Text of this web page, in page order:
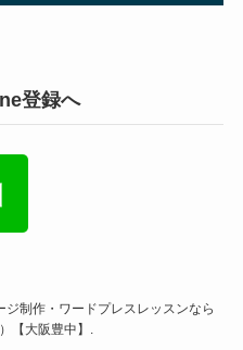
登録へ
制作・ワードプレスレッスンなら
【大阪豊中】.